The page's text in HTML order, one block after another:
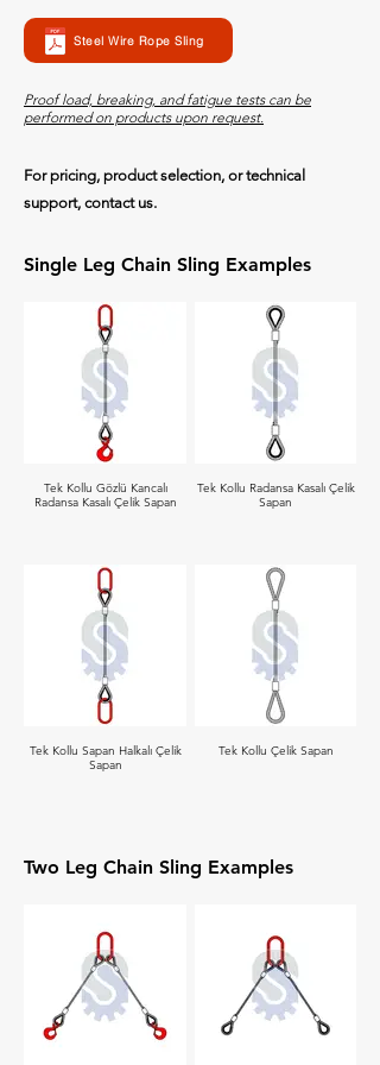
Steel Wire Rope Sling
Proof load, breaking, and fatigue tests can be
performed on products upon request.
For pricing, product selection, or technical
support, contact us.
Single Leg Chain Sling Examples
Tek Kollu Gözlü Kancalı
Radansa Kasalı Çelik Sapan
Tek Kollu Radansa Kasalı Çelik
Sapan
Tek Kollu Sapan Halkalı Çelik
Sapan
Tek Kollu Çelik Sapan
Two Leg Chain Sling Examples